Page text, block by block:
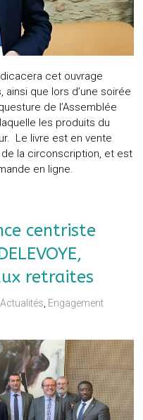
cet ouvrage
que lors d’une soirée
de l’Assemblée
les produits du
Le livre est en vente
la circonscription, et est
en ligne.
centriste
retraites
Actualités Engagement